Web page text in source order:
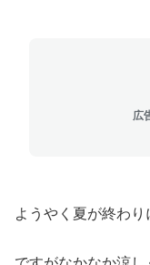
広
ようやく夏が終わり